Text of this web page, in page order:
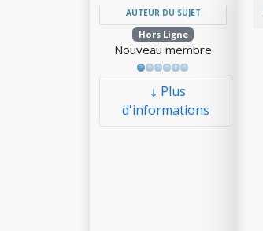
AUTEUR DU SUJET
Hors Ligne
Nouveau membre
Plus
d'informations